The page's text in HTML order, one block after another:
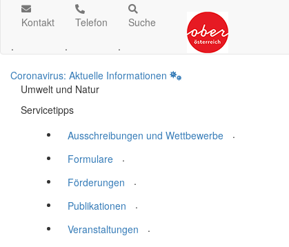
Kontakt
.
Telefon
.
Suche
.
Coronavirus: Aktuelle Informationen
Umwelt und Natur
Servicetipps
Ausschreibungen und Wettbewerbe
.
Formulare
.
Förderungen
.
Publikationen
.
Veranstaltungen
.